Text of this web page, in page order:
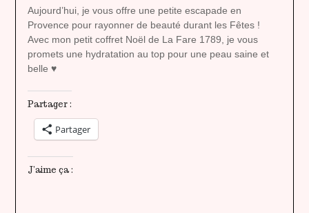
heavenly
Aujourd’hui, je vous offre une petite escapade en
Provence pour rayonner de beauté durant les Fêtes !
Avec mon petit coffret Noël de La Fare 1789, je vous
promets une hydratation au top pour une peau saine et
belle ♥
Partager :
Partager
J’aime ça :